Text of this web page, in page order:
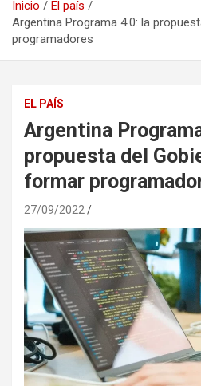
Inicio
El país
Argentina Programa 4.0: la
programadores
EL PAÍS
Argentina
propuesta del
formar
27/09/2022